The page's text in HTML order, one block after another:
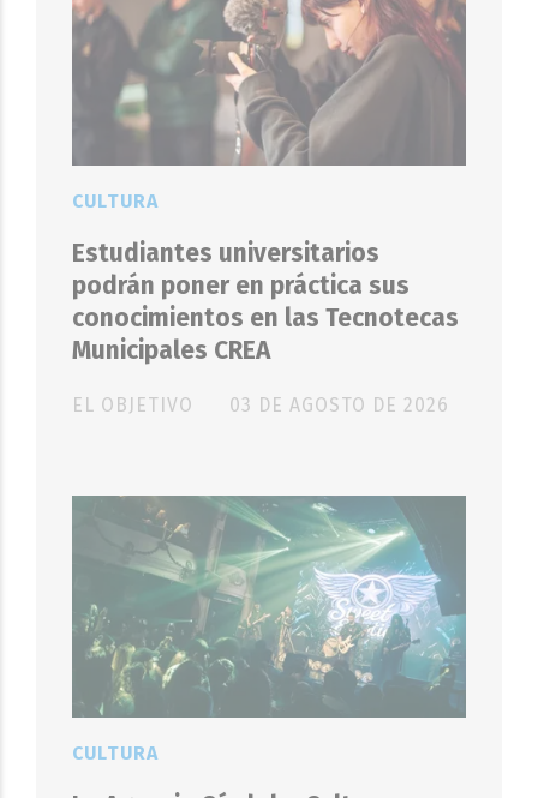
Estudiantes universitarios
podrán poner en práctica sus
conocimientos en las Tecnotecas
Municipales CREA
EL OBJETIVO
CULTURA
03 DE AGOSTO DE 2026
CULTURA